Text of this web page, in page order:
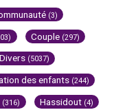
(3)
Couple (297)
Divers (5037)
des enfants (244)
(316) Hassidout (4)